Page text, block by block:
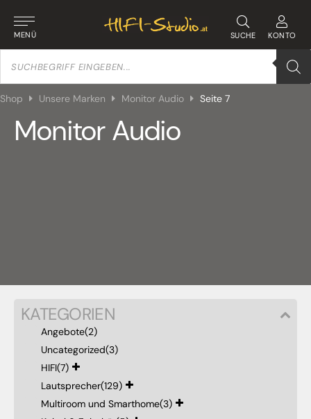
MENÜ SUCHE KONTO
Products
search
Shop Unsere Marken Monitor Audio Seite 7
Monitor Audio
KATEGORIEN
Angebote(2)
Uncategorized(3)
HIFI(7)
Lautsprecher(129)
Multiroom und Smarthome(3)